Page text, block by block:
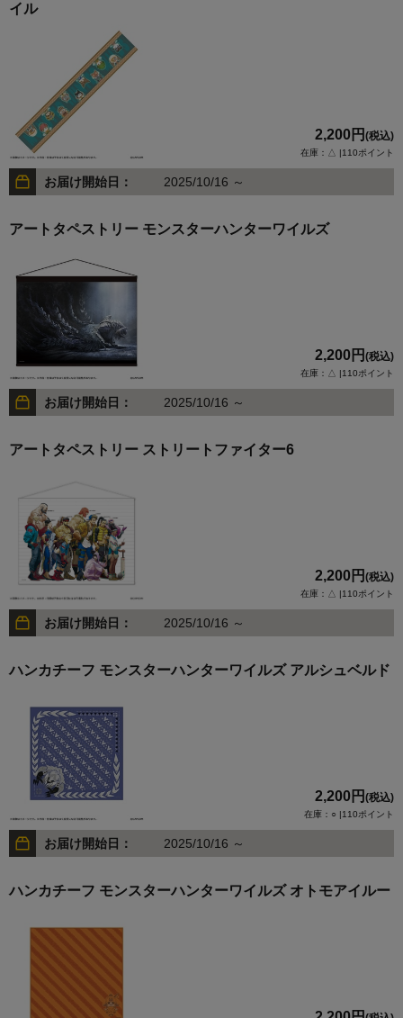
イル
2,200円 (税込)
在庫：△ |110ポイント
お届け開始日： 2025/10/16 ～
アートタペストリー モンスターハンターワイルズ
2,200円 (税込)
在庫：△ |110ポイント
お届け開始日： 2025/10/16 ～
アートタペストリー ストリートファイター6
2,200円 (税込)
在庫：△ |110ポイント
お届け開始日： 2025/10/16 ～
ハンカチーフ モンスターハンターワイルズ アルシュベルド
2,200円 (税込)
在庫：○ |110ポイント
お届け開始日： 2025/10/16 ～
ハンカチーフ モンスターハンターワイルズ オトモアイルー